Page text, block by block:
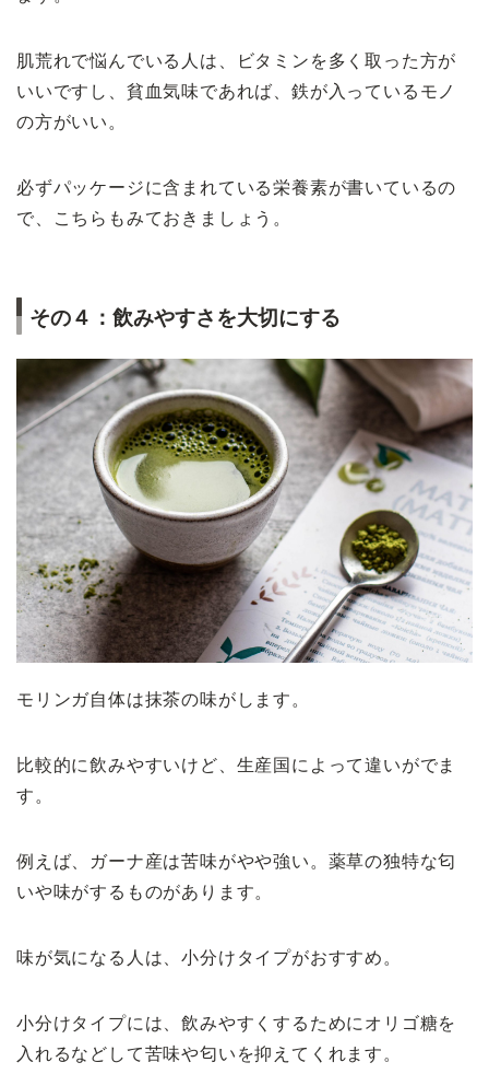
肌荒れで悩んでいる人は、ビタミンを多く取った方が
いいですし、貧血気味であれば、鉄が入っているモノ
の方がいい。
必ずパッケージに含まれている栄養素が書いているの
で、こちらもみておきましょう。
その４：飲みやすさを大切にする
モリンガ自体は抹茶の味がします。
比較的に飲みやすいけど、生産国によって違いがでま
す。
例えば、ガーナ産は苦味がやや強い。薬草の独特な匂
いや味がするものがあります。
味が気になる人は、小分けタイプがおすすめ。
小分けタイプには、飲みやすくするためにオリゴ糖を
入れるなどして苦味や匂いを抑えてくれます。